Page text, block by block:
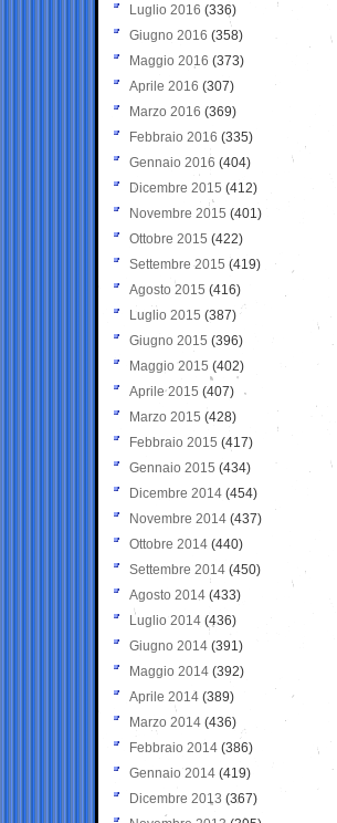
Luglio 2016 (336)
Giugno 2016 (358)
Maggio 2016 (373)
Aprile 2016 (307)
Marzo 2016 (369)
Febbraio 2016 (335)
Gennaio 2016 (404)
Dicembre 2015 (412)
Novembre 2015 (401)
Ottobre 2015 (422)
Settembre 2015 (419)
Agosto 2015 (416)
Luglio 2015 (387)
Giugno 2015 (396)
Maggio 2015 (402)
Aprile 2015 (407)
Marzo 2015 (428)
Febbraio 2015 (417)
Gennaio 2015 (434)
Dicembre 2014 (454)
Novembre 2014 (437)
Ottobre 2014 (440)
Settembre 2014 (450)
Agosto 2014 (433)
Luglio 2014 (436)
Giugno 2014 (391)
Maggio 2014 (392)
Aprile 2014 (389)
Marzo 2014 (436)
Febbraio 2014 (386)
Gennaio 2014 (419)
Dicembre 2013 (367)